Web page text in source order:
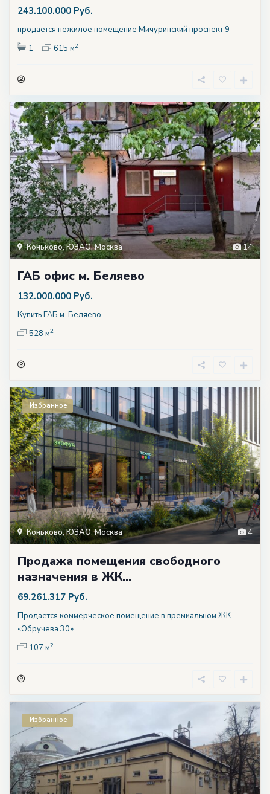
243.100.000 Руб.
продается нежилое помещение Мичуринский проспект 9
1
615 м2
14
Коньково,ЮЗАО,Москва
ГАБ офис м. Беляево
132.000.000 Руб.
Купить ГАБ м. Беляево
528 м2
4
Коньково,ЮЗАО,Москва
Избранное
Продажа помещения свободного
назначения в ЖК...
69.261.317 Руб.
Продается коммерческое помещение в премиальном ЖК
«Обручева 30»
107 м2
Избранное